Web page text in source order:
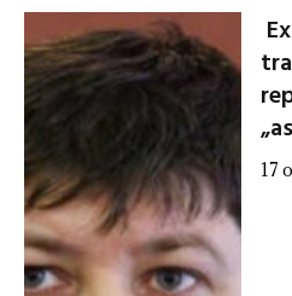
17